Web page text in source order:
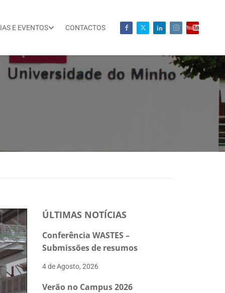
E EVENTOS CONTACTOS
ÚLTIMAS NOTÍCIAS
Conferência WASTES –
Submissões de resumos
4 de Agosto, 2026
Verão no Campus 2026